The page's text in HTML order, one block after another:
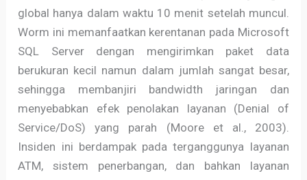
global hanya dalam waktu 10 menit setelah muncul.
Worm ini memanfaatkan kerentanan pada Microsoft
SQL Server dengan mengirimkan paket data
berukuran kecil namun dalam jumlah sangat besar,
sehingga membanjiri bandwidth jaringan dan
menyebabkan efek penolakan layanan (Denial of
Service/DoS) yang parah (Moore et al., 2003).
Insiden ini berdampak pada terganggunya layanan
ATM, sistem penerbangan, dan bahkan layanan